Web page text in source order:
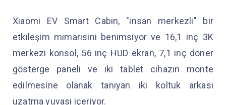
Xiaomi EV Smart Cabin, "insan merkezli" bir
etkileşim mimarisini benimsiyor ve 16,1 inç 3K
merkezi konsol, 56 inç HUD ekran, 7,1 inç döner
gösterge paneli ve iki tablet cihazın monte
edilmesine olanak tanıyan iki koltuk arkası
uzatma yuvası içeriyor.